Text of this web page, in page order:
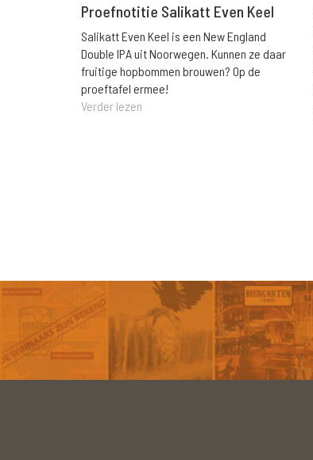
Proefnotitie Salikatt Even Keel
Salikatt Even Keel is een New England
Double IPA uit Noorwegen. Kunnen ze daar
fruitige hopbommen brouwen? Op de
proeftafel ermee!
Verder lezen